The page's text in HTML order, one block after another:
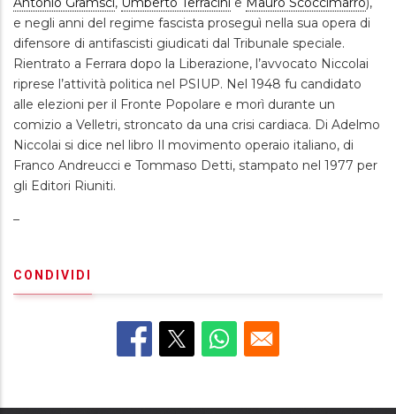
e negli anni del regime fascista proseguì nella sua opera di
difensore di antifascisti giudicati dal Tribunale speciale.
Rientrato a Ferrara dopo la Liberazione, l’avvocato Niccolai
riprese l’attività politica nel PSIUP. Nel 1948 fu candidato
alle elezioni per il Fronte Popolare e morì durante un
comizio a Velletri, stroncato da una crisi cardiaca. Di Adelmo
Niccolai si dice nel libro Il movimento operaio italiano, di
Franco Andreucci e Tommaso Detti, stampato nel 1977 per
gli Editori Riuniti.
CONDIVIDI